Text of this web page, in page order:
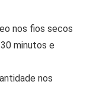
nos fios secos
minutos e
nos